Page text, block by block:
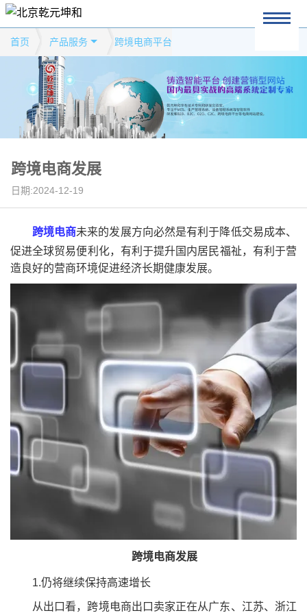
首页 产品服务 跨境电商平台
跨境电商发展
日期:2024-12-19
跨境电商未来的发展方向必然是有利于降低交易成本、
促进全球贸易便利化，有利于提升国内居民福祉，有利于营
造良好的营商环境促进经济长期健康发展。
跨境电商发展
1.仍将继续保持高速增长
从出口看，跨境电商出口卖家正在从广东、江苏、浙江